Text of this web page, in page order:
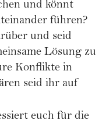
und könnt
führen?
und seid
Lösung zu
Konflikte in
seid ihr auf
euch für die